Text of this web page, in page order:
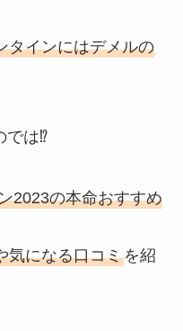
タインにはデメルの
では⁉
2023の本命おすすめ
気になる口コミを紹